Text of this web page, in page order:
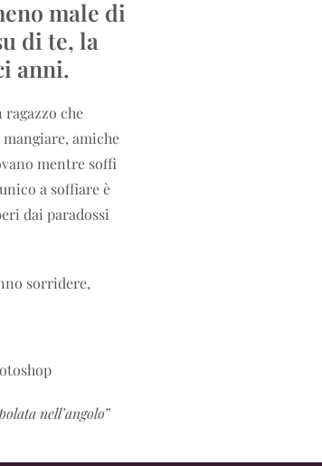
male di
di te, la
anni.
che
amiche
mentre soffi
a soffiare è
dai paradossi
sorridere,
nell’angolo”